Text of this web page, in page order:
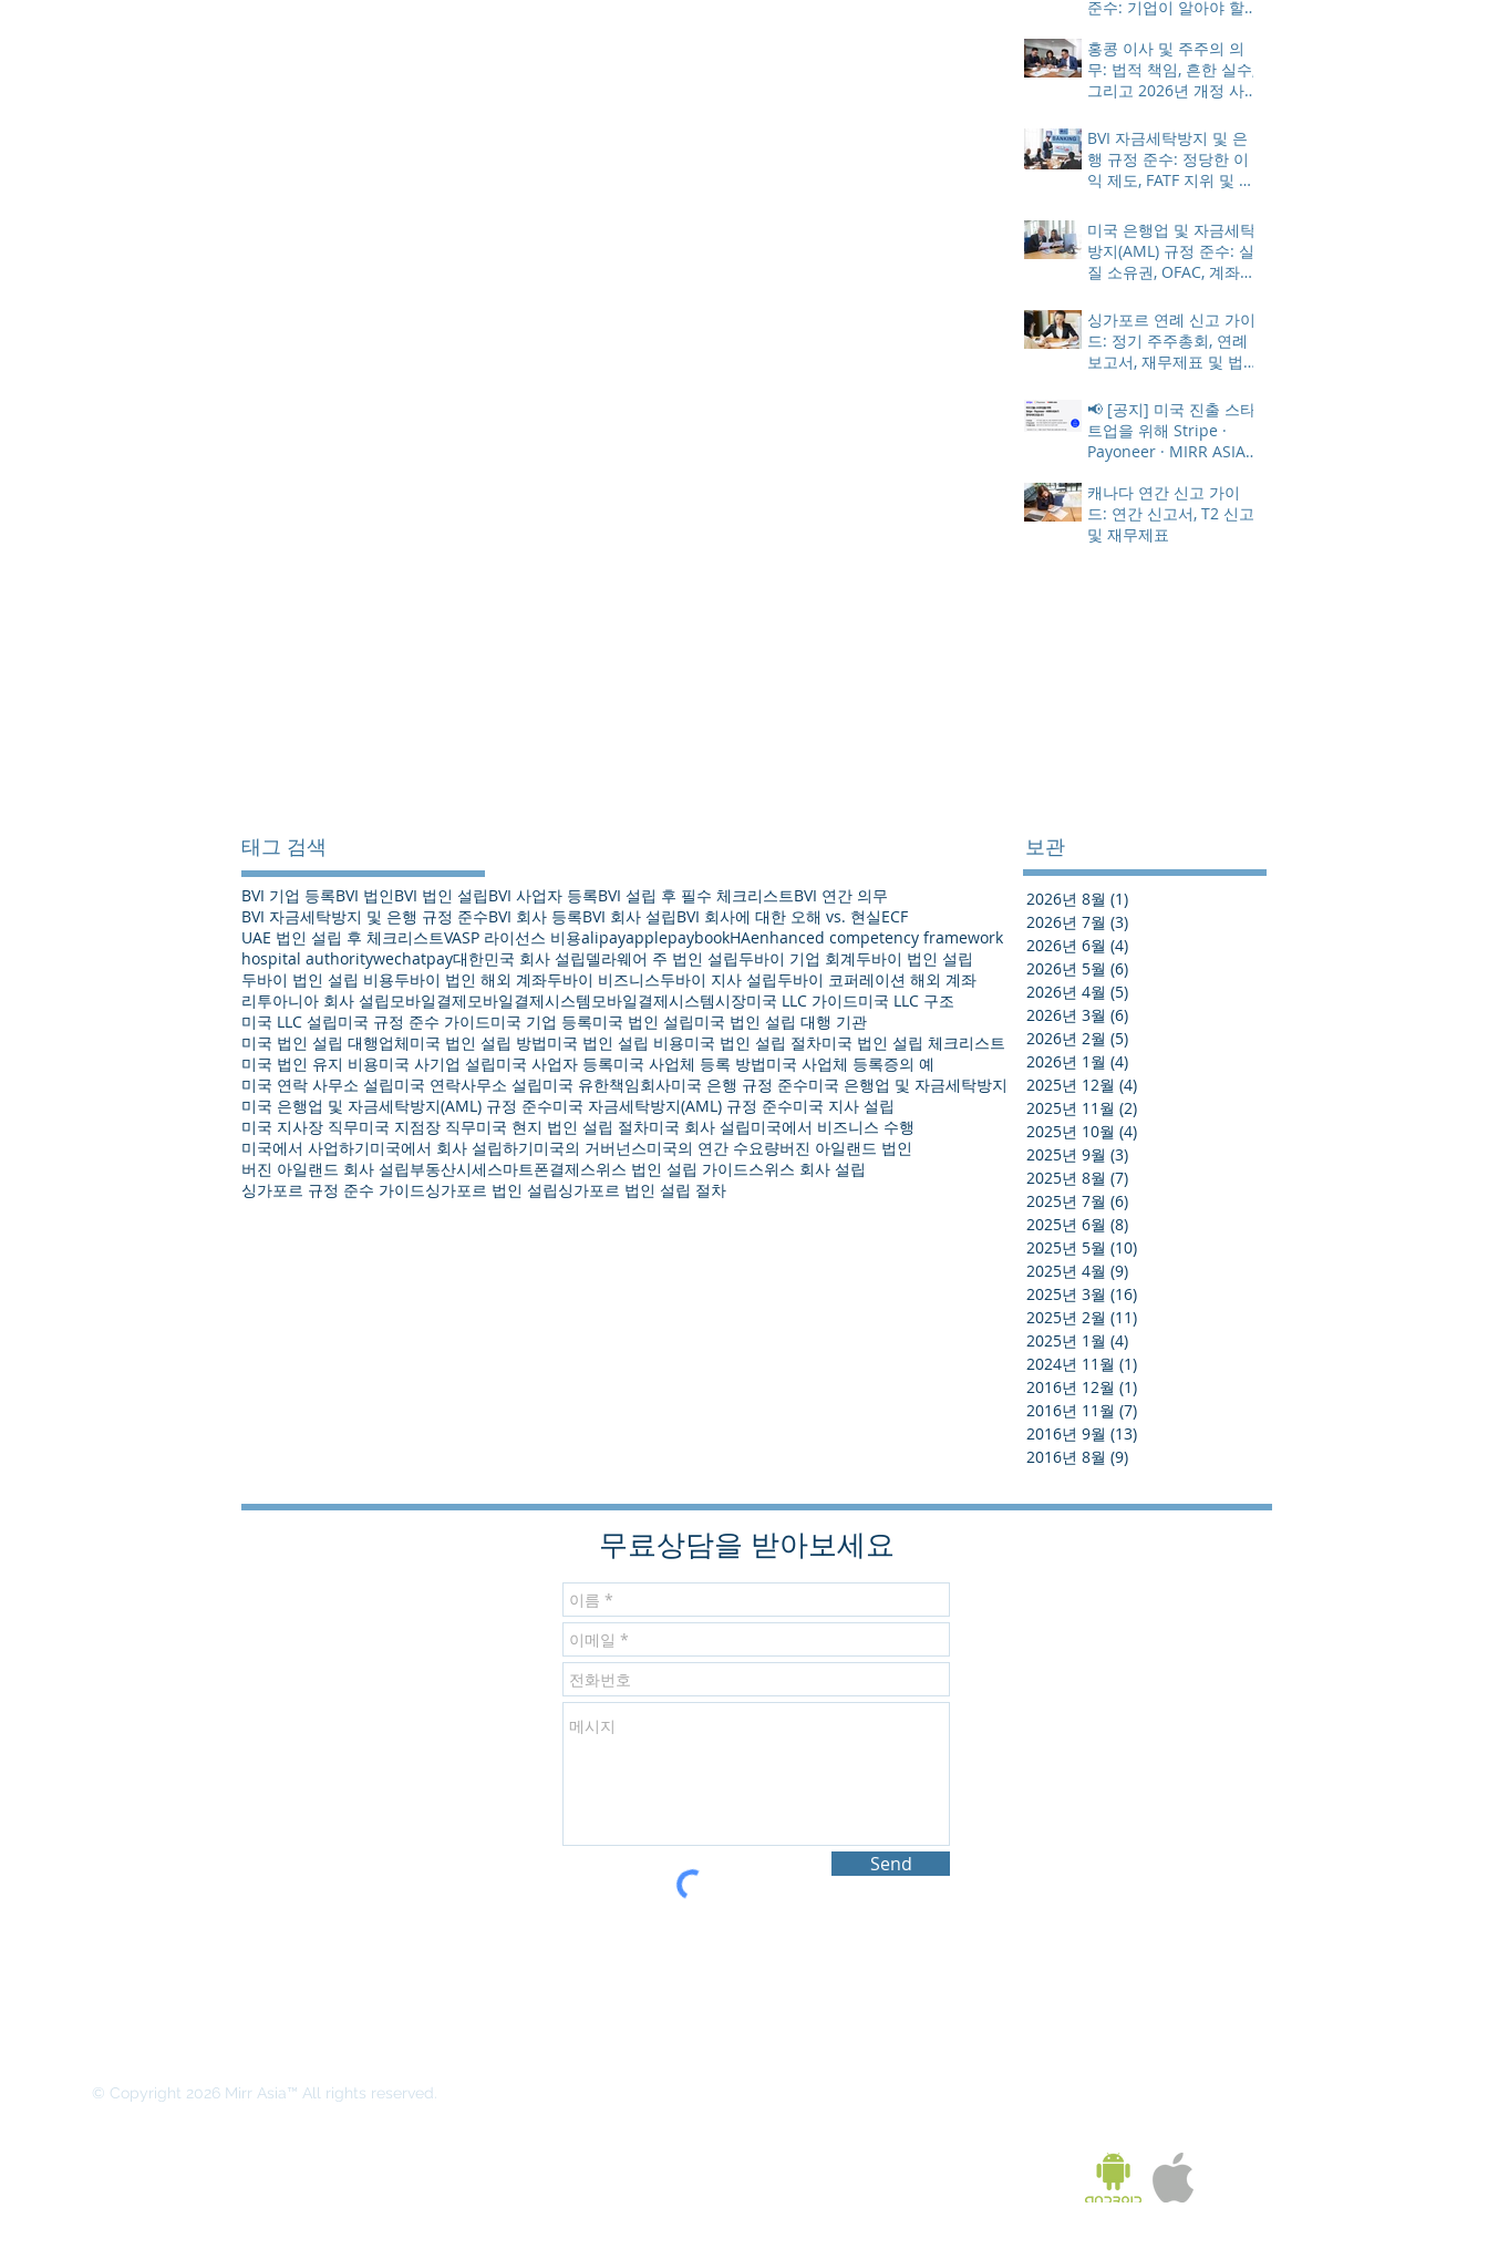
준수: 기업이 알아야 할
홍콩 이사 및 주주의 의
무: 법적 책임, 흔한 실수,
그리고 2026년 개정 사
BVI 자금세탁방지 및 은
행 규정 준수: 정당한 이
익 제도, FATF 지위 및 ES
미국 은행업 및 자금세탁
방지(AML) 규정 준수: 실
질 소유권, OFAC, 계좌
싱가포르 연례 신고 가이
드: 정기 주주총회, 연례
보고서, 재무제표 및 법
📢 [공지] 미국 진출 스타
트업을 위해 Stripe ·
Payoneer · MIRR ASIA
캐나다 연간 신고 가이
드: 연간 신고서, T2 신고
및 재무제표
태그 검색
BVI 기업 등록BVI 법인BVI 법인 설립BVI 사업자 등록BVI 설립 후 필수 체크리스트BVI 연간 의무
BVI 자금세탁방지 및 은행 규정 준수BVI 회사 등록BVI 회사 설립BVI 회사에 대한 오해 vs. 현실ECF
UAE 법인 설립 후 체크리스트VASP 라이선스 비용alipayapplepaybookHAenhanced competency framework
hospital authoritywechatpay대한민국 회사 설립델라웨어 주 법인 설립두바이 기업 회계두바이 법인 설립
두바이 법인 설립 비용두바이 법인 해외 계좌두바이 비즈니스두바이 지사 설립두바이 코퍼레이션 해외 계좌
리투아니아 회사 설립모바일결제모바일결제시스템모바일결제시스템시장미국 LLC 가이드미국 LLC 구조
미국 LLC 설립미국 규정 준수 가이드미국 기업 등록미국 법인 설립미국 법인 설립 대행 기관
미국 법인 설립 대행업체미국 법인 설립 방법미국 법인 설립 비용미국 법인 설립 절차미국 법인 설립 체크리스트
미국 법인 유지 비용미국 사기업 설립미국 사업자 등록미국 사업체 등록 방법미국 사업체 등록증의 예
미국 연락 사무소 설립미국 연락사무소 설립미국 유한책임회사미국 은행 규정 준수미국 은행업 및 자금세탁방지
미국 은행업 및 자금세탁방지(AML) 규정 준수미국 자금세탁방지(AML) 규정 준수미국 지사 설립
미국 지사장 직무미국 지점장 직무미국 현지 법인 설립 절차미국 회사 설립미국에서 비즈니스 수행
미국에서 사업하기미국에서 회사 설립하기미국의 거버넌스미국의 연간 수요량버진 아일랜드 법인
버진 아일랜드 회사 설립부동산시세스마트폰결제스위스 법인 설립 가이드스위스 회사 설립
싱가포르 규정 준수 가이드싱가포르 법인 설립싱가포르 법인 설립 절차
보관
2026년 8월 (1)
2026년 7월 (3)
2026년 6월 (4)
2026년 5월 (6)
2026년 4월 (5)
2026년 3월 (6)
2026년 2월 (5)
2026년 1월 (4)
2025년 12월 (4)
2025년 11월 (2)
2025년 10월 (4)
2025년 9월 (3)
2025년 8월 (7)
2025년 7월 (6)
2025년 6월 (8)
2025년 5월 (10)
2025년 4월 (9)
2025년 3월 (16)
2025년 2월 (11)
2025년 1월 (4)
2024년 11월 (1)
2016년 12월 (1)
2016년 11월 (7)
2016년 9월 (13)
2016년 8월 (9)
무료상담을 받아보세요
Send
© Copyright 2026 Mirr Asia™ All rights reserved.